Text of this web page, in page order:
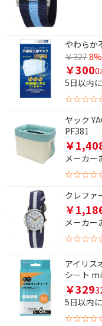
やわらか
￥327
￥3000
5日以内
ヤック
PF381
￥
メーカー
クレファ
￥
メーカー
アイリス
シート
￥329
5日以内
フリーワー
除外する
除外する にチ
を除外して検
価格で絞り